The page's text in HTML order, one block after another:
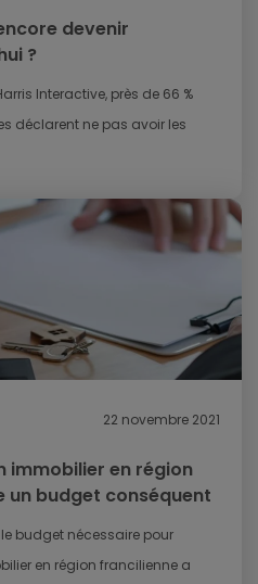
devenir
?
Interactive, près de 66 %
déclarent ne pas avoir les
22 novembre 2021
immobilier en région
un budget conséquent
budget nécessaire pour
en région francilienne a